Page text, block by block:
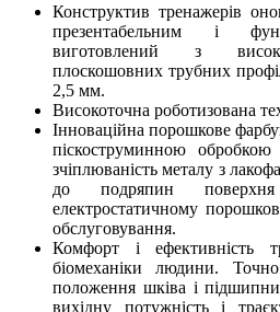
Конструктив тренажерів
презентабельним і
виготовлений з
плоскошовних трубних
2,5 мм.
Високоточна роботизована
Інноваційна порошкове
піскоструминною
зчіплюваність металу з
до подряпин
електростатичному
обслуговування.
Комфорт і ефективність
біомеханіки людини.
положення шківа і
вихідну потужність і